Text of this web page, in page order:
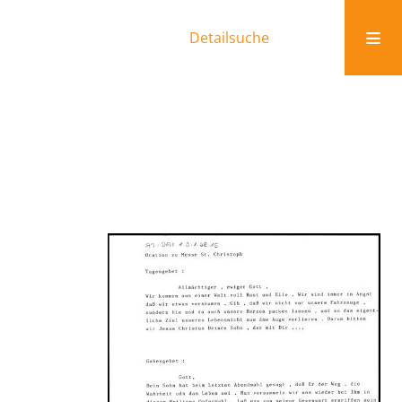
Detailsuche